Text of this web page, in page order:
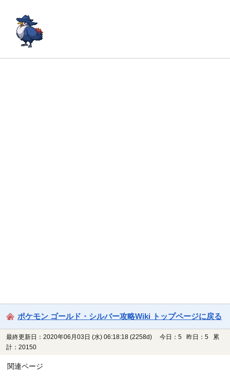
ポケモン ゴールド・シルバー攻略Wiki トップページに戻る
最終更新日：2020年06月03日 (水) 06:18:18 (2258d)
今日：5 昨日：5 累
計：20150
関連ページ